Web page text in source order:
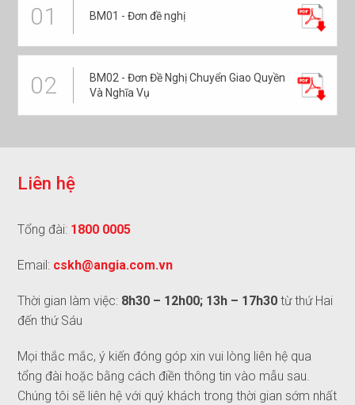
01 BM01 - Đơn đề nghị
02
BM02 - Đơn Đề Nghị Chuyển Giao Quyền
Và Nghĩa Vụ
Liên hệ
Tổng đài: 1800 0005
Email: cskh@angia.com.vn
Thời gian làm việc: 8h30 – 12h00; 13h – 17h30 từ thứ Hai
đến thứ Sáu
Mọi thắc mắc, ý kiến đóng góp xin vui lòng liên hệ qua
tổng đài hoặc bằng cách điền thông tin vào mẫu sau.
Chúng tôi sẽ liên hệ với quý khách trong thời gian sớm nhất